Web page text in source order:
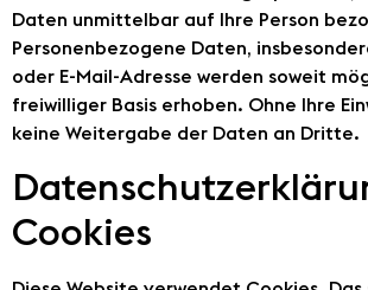
Daten unmittelbar auf Ihre Person
Personenbezogene Daten,
oder E-Mail-Adresse werden soweit
freiwilliger Basis erhoben. Ohne Ihre
keine Weitergabe der Daten an Dritte.
Cookies